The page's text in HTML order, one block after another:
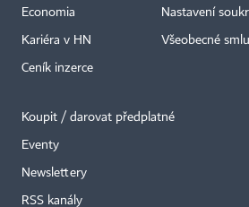
Economia
Kariéra v HN
Ceník inzerce
Nastavení
Všeobecné
Koupit / darovat předplatné
Eventy
Newslettery
RSS kanály